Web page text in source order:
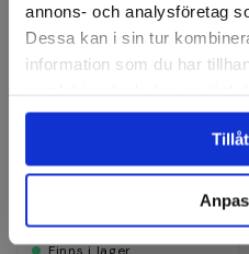
annons- och analysföretag
Dessa kan i sin tur
information som du har
36 kr
Finns i lager